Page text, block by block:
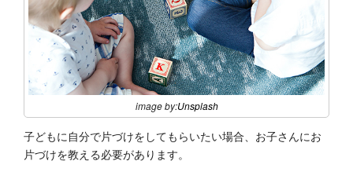
image by:Unsplash
子どもに自分で片づけをしてもらいたい場合、お子さんにお
片づけを教える必要があります。